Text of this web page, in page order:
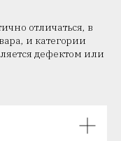
отличаться, в
и категории
дефектом или